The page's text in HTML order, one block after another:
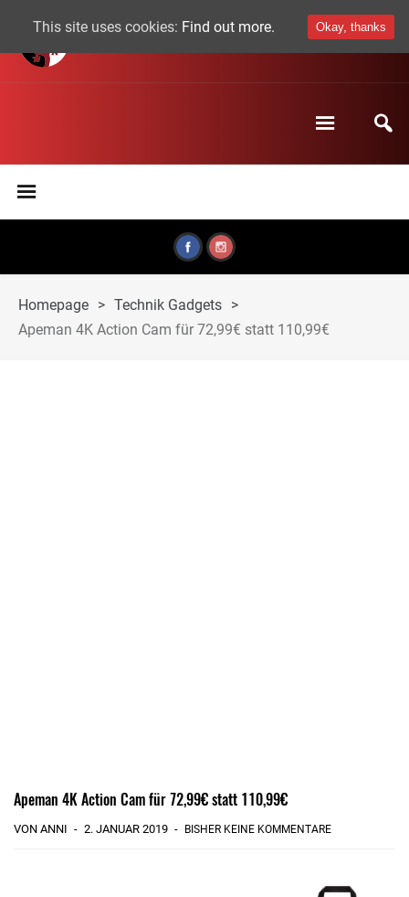
Homepage > Technik Gadgets >
Apeman 4K Action Cam für 72,99€ statt 110,99€
Apeman 4K Action Cam für 72,99€ statt 110,99€
VON ANNI 2. JANUAR 2019 BISHER KEINE KOMMENTARE
This site uses cookies: Find out more. Okay, thanks